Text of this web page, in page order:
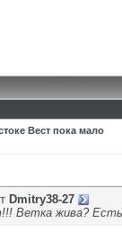
Вест пока мало
Dmitry38-27
Ветка жива?